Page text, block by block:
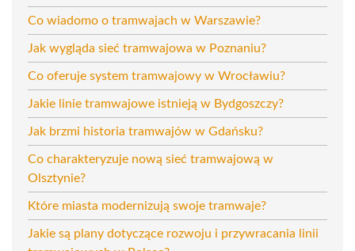
Co wiadomo o tramwajach w Warszawie?
Jak wygląda sieć tramwajowa w Poznaniu?
Co oferuje system tramwajowy w Wrocławiu?
Jakie linie tramwajowe istnieją w Bydgoszczy?
Jak brzmi historia tramwajów w Gdańsku?
Co charakteryzuje nową sieć tramwajową w
Olsztynie?
Które miasta modernizują swoje tramwaje?
Jakie są plany dotyczące rozwoju i przywracania linii